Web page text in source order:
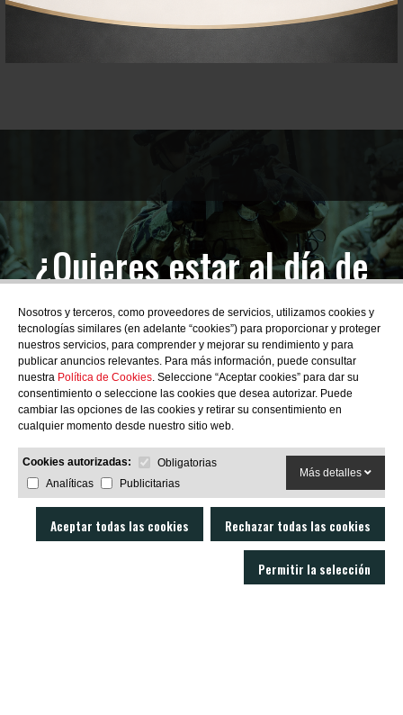
¿Quieres estar al día de
las novedades?
SUBSCRIBIRME
Nosotros y terceros, como proveedores de servicios, utilizamos cookies y
tecnologías similares (en adelante “cookies”) para proporcionar y proteger
nuestros servicios, para comprender y mejorar su rendimiento y para
publicar anuncios relevantes. Para más información, puede consultar
nuestra Política de Cookies. Seleccione “Aceptar cookies” para dar su
consentimiento o seleccione las cookies que desea autorizar. Puede
cambiar las opciones de las cookies y retirar su consentimiento en
cualquier momento desde nuestro sitio web.
Cookies autorizadas:
Obligatorias
Analíticas
Publicitarias
Más detalles
Aceptar todas las cookies Rechazar todas las cookies
Permitir la selección